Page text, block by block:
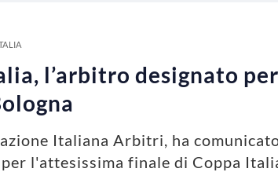
l’arbitro designato
Italiana Arbitri, ha
l'attesissima finale di Coppa